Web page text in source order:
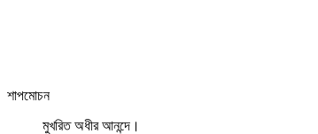
শাপমোচন
মুখরিত অধীর আনন্দে।